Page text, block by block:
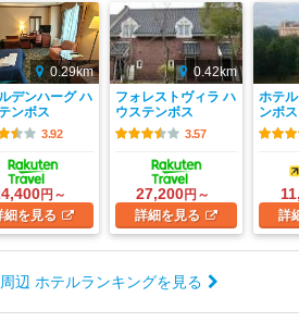
0.29km
デンハーグ ハ
ンボス
3.92
円～
細を見る
0.42km
フォレストヴィラ ハ
ウステンボス
3.57
27,200円～
詳細を見る
ホテ
ンボス
詳
辺 ホテルランキングを見る